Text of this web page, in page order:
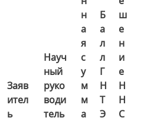
Заяв
ител
ь
Науч
ный
руко
води
тель
н
а
я
с
у
м
м
а
Б
а
л
л
Г
Н
Т
Э
ш
е
н
и
е
Н
Н
С